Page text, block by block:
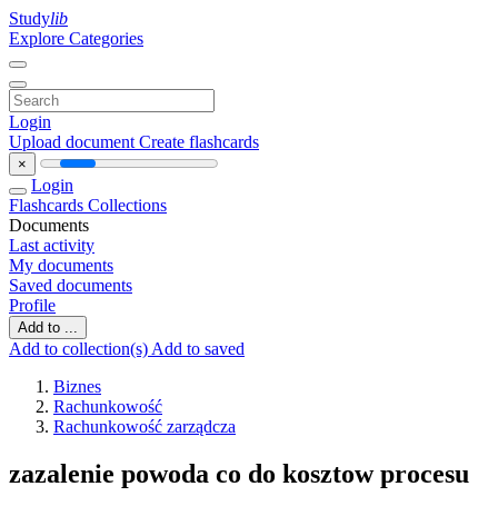
Studylib
Explore Categories
Login
Upload document Create flashcards
×
Login
Flashcards Collections
Documents
Last activity
My documents
Saved documents
Profile
Add to ...
Add to collection(s) Add to saved
Biznes
Rachunkowość
Rachunkowość zarządcza
zazalenie powoda co do kosztow procesu